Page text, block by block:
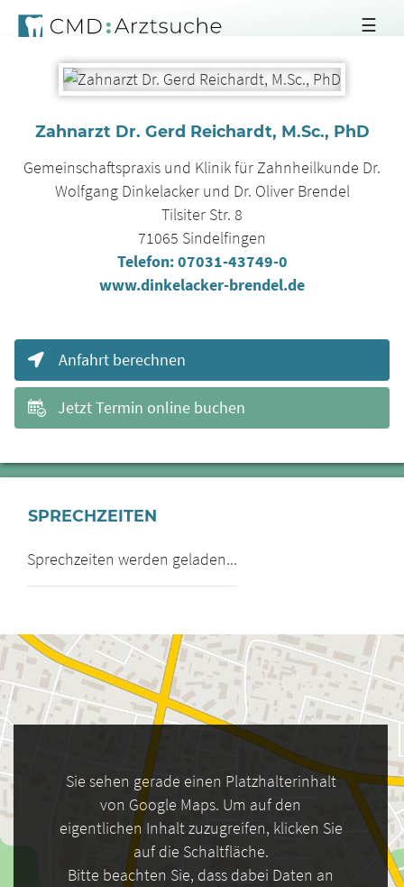
☰
Zahnarzt Dr. Gerd Reichardt, M.Sc., PhD
Gemeinschaftspraxis und Klinik für Zahnheilkunde Dr.
Wolfgang Dinkelacker und Dr. Oliver Brendel
Tilsiter Str. 8
71065 Sindelfingen
Telefon:07031-43749-0
www.dinkelacker-brendel.de
Anfahrt berechnen
Jetzt Termin online buchen
SPRECHZEITEN
Sprechzeiten werden geladen...
Sie sehen gerade einen Platzhalterinhalt
von Google Maps. Um auf den
eigentlichen Inhalt zuzugreifen, klicken Sie
auf die Schaltfläche.
Bitte beachten Sie, dass dabei Daten an